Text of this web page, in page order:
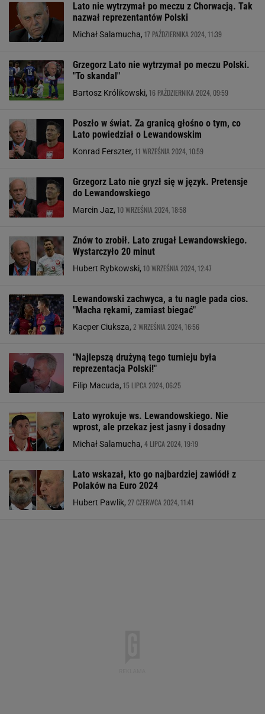
Lato nie wytrzymał po meczu z Chorwacją. Tak
nazwał reprezentantów Polski
Michał Salamucha, 17 PAŹDZIERNIKA 2024, 11:39
Grzegorz Lato nie wytrzymał po meczu Polski.
"To skandal"
Bartosz Królikowski, 16 PAŹDZIERNIKA 2024, 09:59
Poszło w świat. Za granicą głośno o tym, co
Lato powiedział o Lewandowskim
Konrad Ferszter, 11 WRZEŚNIA 2024, 10:59
Grzegorz Lato nie gryzł się w język. Pretensje
do Lewandowskiego
Marcin Jaz, 10 WRZEŚNIA 2024, 18:58
Znów to zrobił. Lato zrugał Lewandowskiego.
Wystarczyło 20 minut
Hubert Rybkowski, 10 WRZEŚNIA 2024, 12:47
Lewandowski zachwyca, a tu nagle pada cios.
"Macha rękami, zamiast biegać"
Kacper Ciuksza, 2 WRZEŚNIA 2024, 16:56
"Najlepszą drużyną tego turnieju była
reprezentacja Polski!"
Filip Macuda, 15 LIPCA 2024, 06:25
Lato wyrokuje ws. Lewandowskiego. Nie
wprost, ale przekaz jest jasny i dosadny
Michał Salamucha, 4 LIPCA 2024, 19:19
Lato wskazał, kto go najbardziej zawiódł z
Polaków na Euro 2024
Hubert Pawlik, 27 CZERWCA 2024, 11:41